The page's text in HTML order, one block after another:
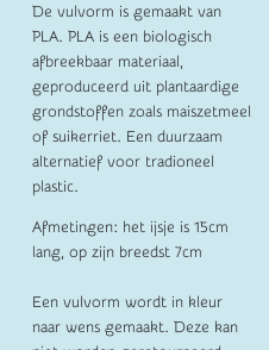
De vulvorm is gemaakt van
PLA. PLA is een biologisch
afbreekbaar materiaal,
geproduceerd uit plantaardige
grondstoffen zoals maiszetmeel
of suikerriet. Een duurzaam
alternatief voor tradioneel
plastic.
Afmetingen: het ijsje is 15cm
lang, op zijn breedst 7cm
Een vulvorm wordt in kleur
naar wens gemaakt. Deze kan